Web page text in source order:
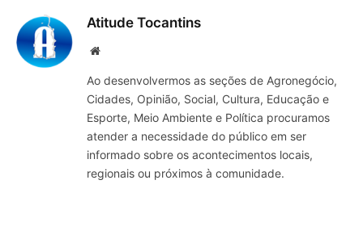
Atitude Tocantins
Site
Ao desenvolvermos as seções de Agronegócio,
Cidades, Opinião, Social, Cultura, Educação e
Esporte, Meio Ambiente e Política procuramos
atender a necessidade do público em ser
informado sobre os acontecimentos locais,
regionais ou próximos à comunidade.